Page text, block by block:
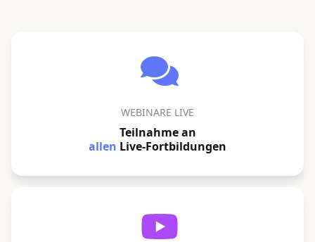
WEBINARE LIVE
Teilnahme an
allen Live-Fortbildungen